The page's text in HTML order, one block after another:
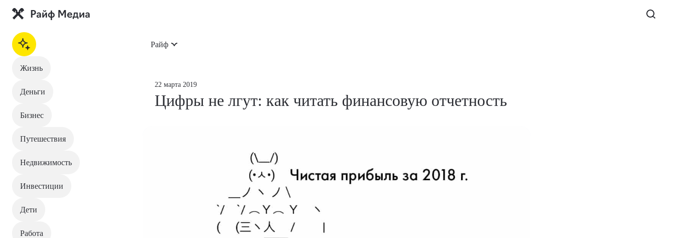
Жизнь
Деньги
Бизнес
Путешествия
Недвижимость
Инвестиции
Дети
Работа
Райф
Жизнь
22 марта 2019
Цифры не лгут: как читать финансовую отчетность